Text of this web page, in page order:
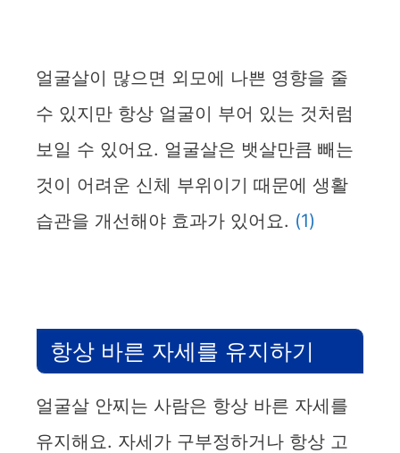
얼굴살이 많으면 외모에 나쁜 영향을 줄
수 있지만 항상 얼굴이 부어 있는 것처럼
보일 수 있어요. 얼굴살은 뱃살만큼 빼는
것이 어려운 신체 부위이기 때문에 생활
습관을 개선해야 효과가 있어요. (1)
항상 바른 자세를 유지하기
얼굴살 안찌는 사람은 항상 바른 자세를
유지해요. 자세가 구부정하거나 항상 고